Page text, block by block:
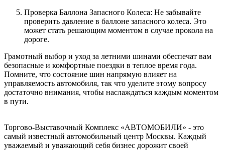
Проверка Баллона Запасного Колеса: Не забывайте
проверить давление в баллоне запасного колеса. Это
может стать решающим моментом в случае прокола на
дороге.
Грамотный выбор и уход за летними шинами обеспечат вам
безопасные и комфортные поездки в теплое время года.
Помните, что состояние шин напрямую влияет на
управляемость автомобиля, так что уделите этому вопросу
достаточно внимания, чтобы наслаждаться каждым моментом
в пути.
Торгово-Выставочный Комплекс «АВТОМОБИЛИ» - это
самый известный автомобильный центр Москвы. Каждый
уважаемый и уважающий себя бизнес дорожит своей